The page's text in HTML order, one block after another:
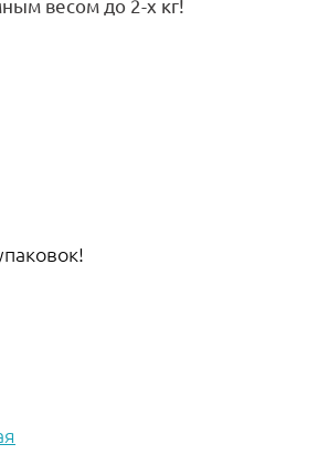
весом до 2-х кг!